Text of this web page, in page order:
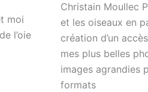
moi
l’oie
Christain Moullec
et les oiseaux en
création d’un
mes plus belles
images agrandies
formats